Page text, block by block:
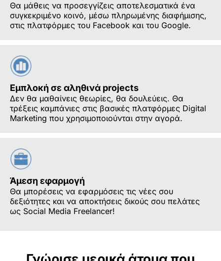
Θα μάθεις να προσεγγίζεις αποτελεσματικά ένα
συγκεκριμένο κοινό, μέσω πληρωμένης διαφήμισης,
στις πλατφόρμες του Facebook και του Google.
Εμπλοκή σε αληθινά projects
Δεν θα μαθαίνεις θεωρίες, θα δουλεύεις. Θα
τρέξεις καμπάνιες στις βασικές πλατφόρμες Digital
Marketing που χρησιμοποιούνται στην αγορά.
Άμεση εφαρμογή
Θα μπορέσεις να εφαρμόσεις τις νέες σου
δεξιότητες και να αποκτήσεις δικούς σου πελάτες
ως Social Media Freelancer!